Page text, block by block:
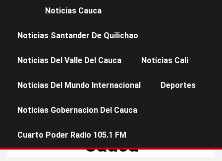
Noticias Cauca
Noticias Santander De Quilichao
Noticias Del Valle Del Cauca Noticias Cali
Noticias Del Mundo Internacional Deportes
Noticias Gobernacion Del Cauca
Cuarto Poder Radio 105.1 FM
Salud tras hechos
Cauca